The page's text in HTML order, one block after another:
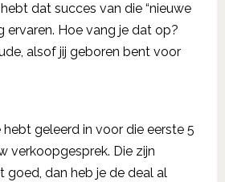
dat succes van die “nieuwe
ervaren. Hoe vang je dat op?
alsof jij geboren bent voor
geleerd in voor die eerste 5
verkoopgesprek. Die zijn
goed, dan heb je de deal al